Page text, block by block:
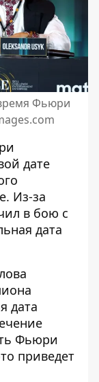
Фьюри
дате
Из-за
в бою с
дата
дата
Фьюри
приведет